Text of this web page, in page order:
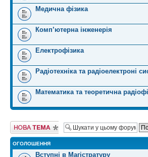
Медична фізика
Комп’ютерна інженерія
Електрофізика
Радіотехніка та радіоелектроні
Математика та теоретична
Створити нову
тему
ОГОЛОШЕННЯ
Вступні в Магістратуру